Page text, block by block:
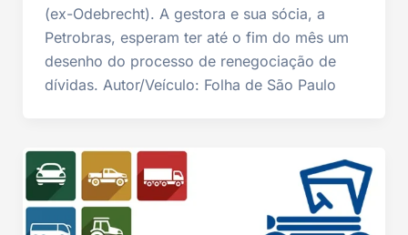
(ex-Odebrecht). A gestora e sua sócia, a
Petrobras, esperam ter até o fim do mês um
desenho do processo de renegociação de
dívidas. Autor/Veículo: Folha de São Paulo